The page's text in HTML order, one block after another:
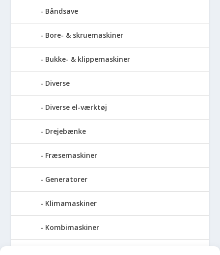
Båndsave
Bore- & skruemaskiner
Bukke- & klippemaskiner
Diverse
Diverse el-værktøj
Drejebænke
Fræsemaskiner
Generatorer
Klimamaskiner
Kombimaskiner